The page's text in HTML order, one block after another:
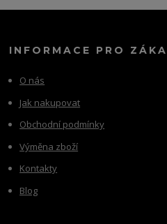
INFORMACE PRO
O nás
Jak nakupovat
Obchodní podmínky
Výměna zboží
Kontakty
Blog